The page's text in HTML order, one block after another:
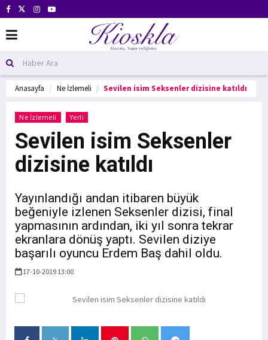
Anasayfa Ne İzlemeli Sevilen isim Seksenler dizisine katıldı
Ne İzlemeli Yerli
Sevilen isim Seksenler
dizisine katıldı
Yayınlandığı andan itibaren büyük
beğeniyle izlenen Seksenler dizisi, final
yapmasının ardından, iki yıl sonra tekrar
ekranlara dönüş yaptı. Sevilen diziye
başarılı oyuncu Erdem Baş dahil oldu.
17-10-2019 13:00